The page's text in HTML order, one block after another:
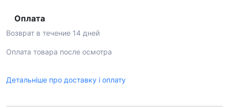
Оплата
Возврат в течение 14 дней
Оплата товара после осмотра
Детальніше про доставку і оплату